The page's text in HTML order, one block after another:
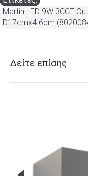
Martin LED 9W 3CCT
D17cmx4.6cm
Δείτε επίσης